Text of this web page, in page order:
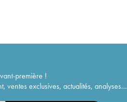
première !
ventes exclusives, actualités, analyses...